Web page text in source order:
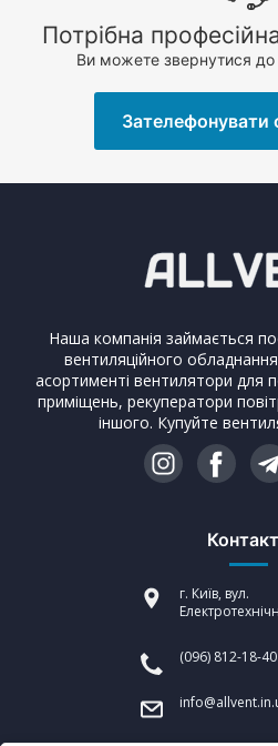
Потрібна
Ви можете звернутися до
Зателефонувати
Наша компанія займається
вентиляційного
асортименті вентилятори для
приміщень, рекуператори
іншого. Купуйте
г. Київ, вул.
(096) 812-18-40